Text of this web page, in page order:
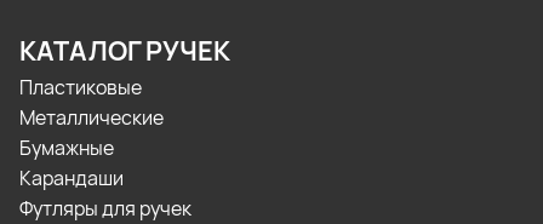
КАТАЛОГ РУЧЕК
Пластиковые
Металлические
Бумажные
Карандаши
Футляры для ручек